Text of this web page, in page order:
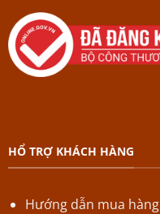
HỔ TRỢ KHÁCH HÀNG
Hướng dẫn mua hàng